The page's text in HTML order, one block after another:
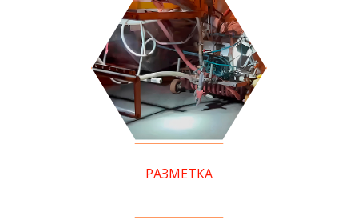
РАЗМЕТКА